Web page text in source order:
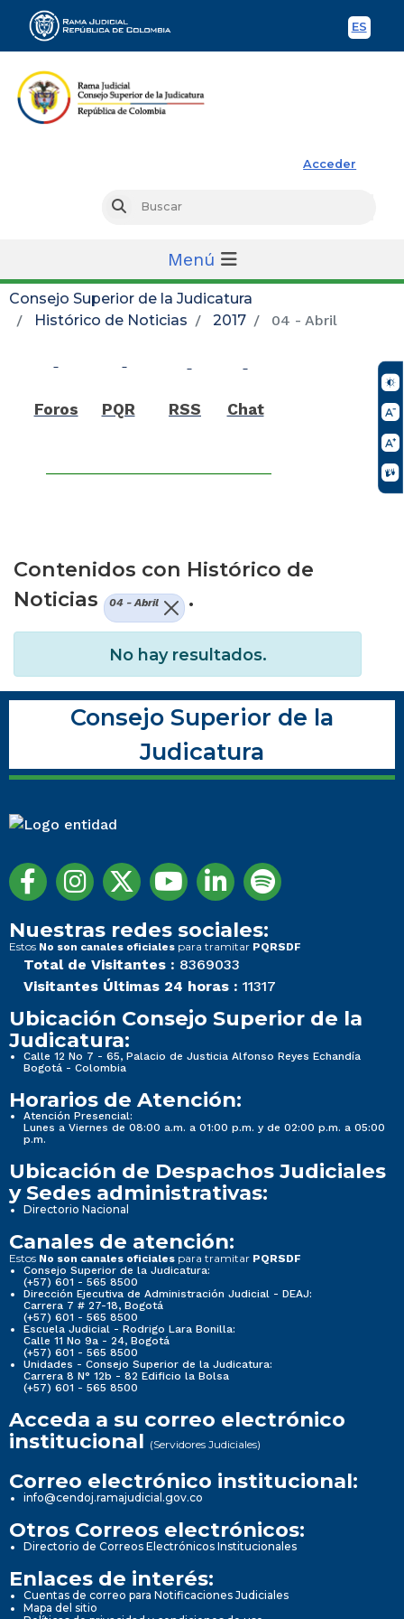
ES
Acceder
Buscar
Menú
Consejo Superior de la Judicatura
Histórico de Noticias
2017 04 - Abril
Foros PQR RSS Chat
Contenidos con Histórico de
Noticias
04 - Abril .
No hay resultados.
Consejo Superior de la
Judicatura
Nuestras redes sociales:
Estos No son canales oficiales para tramitar PQRSDF
Total de Visitantes : 8369033
Visitantes Últimas 24 horas : 11317
Ubicación Consejo Superior de la
Judicatura:
Calle 12 No 7 - 65, Palacio de Justicia Alfonso Reyes Echandía
Bogotá - Colombia
Horarios de Atención:
Atención Presencial:
Lunes a Viernes de 08:00 a.m. a 01:00 p.m. y de 02:00 p.m. a 05:00
p.m.
Ubicación de Despachos Judiciales
y Sedes administrativas:
Directorio Nacional
Canales de atención:
Estos No son canales oficiales para tramitar PQRSDF
Consejo Superior de la Judicatura:
(+57) 601 - 565 8500
Dirección Ejecutiva de Administración Judicial - DEAJ:
Carrera 7 # 27-18, Bogotá
(+57) 601 - 565 8500
Escuela Judicial - Rodrigo Lara Bonilla:
Calle 11 No 9a - 24, Bogotá
(+57) 601 - 565 8500
Unidades - Consejo Superior de la Judicatura:
Carrera 8 N° 12b - 82 Edificio la Bolsa
(+57) 601 - 565 8500
Acceda a su correo electrónico
institucional (Servidores Judiciales)
Correo electrónico institucional:
info@cendoj.ramajudicial.gov.co
Otros Correos electrónicos:
Directorio de Correos Electrónicos Institucionales
Enlaces de interés:
Cuentas de correo para Notificaciones Judiciales
Mapa del sitio